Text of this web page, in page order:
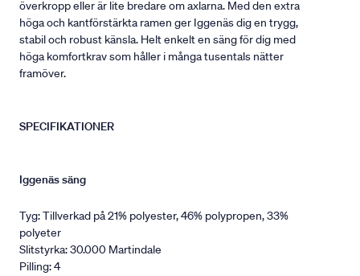
överkropp eller är lite bredare om axlarna. Med den extra
höga och kantförstärkta ramen ger Iggenäs dig en trygg,
stabil och robust känsla. Helt enkelt en säng för dig med
höga komfortkrav som håller i många tusentals nätter
framöver.
SPECIFIKATIONER
Iggenäs säng
Tyg: Tillverkad på 21% polyester, 46% polypropen, 33%
polyeter
Slitstyrka: 30.000 Martindale
Pilling: 4